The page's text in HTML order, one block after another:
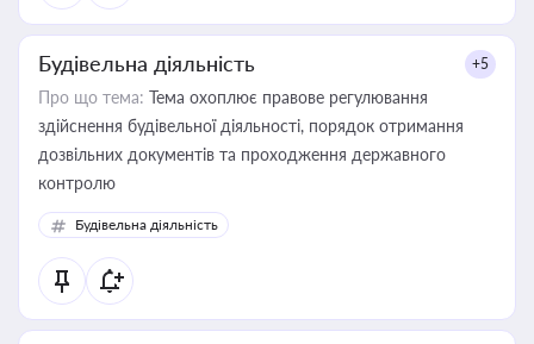
Будівельна діяльність +5
Про що тема: Тема охоплює правове регулювання
здійснення будівельної діяльності, порядок отримання
дозвільних документів та проходження державного
контролю
Будівельна діяльність